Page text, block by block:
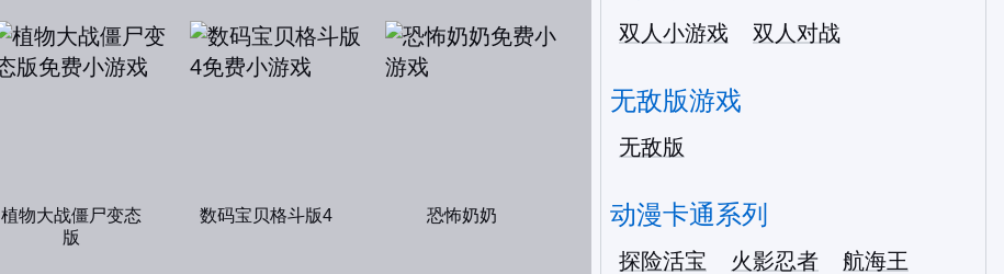
植物大战僵尸变态
版
数码宝贝格斗版4 恐怖奶奶
双人小游戏 双人对战
无敌版游戏
无敌版
动漫卡通系列
探险活宝 火影忍者
航海王